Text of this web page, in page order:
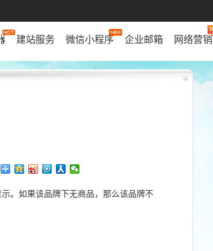
建站服务 微信小程序 企业邮箱 网络营销
。如果该品牌下无商品，那么该品牌不